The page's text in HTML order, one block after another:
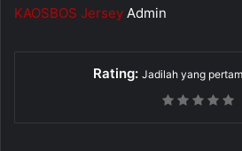
KAOSBOS Jersey Admin
Rating: Jadilah yang